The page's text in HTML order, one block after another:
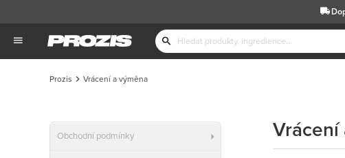
Prozis Vrácení a výměna
Obchodní podmínky Vrácení